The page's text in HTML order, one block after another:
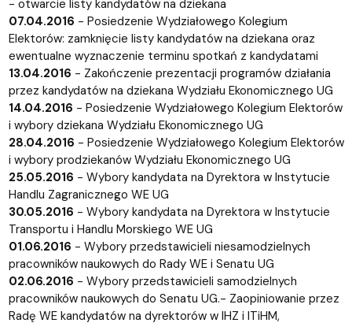
- otwarcie listy kandydatów na dziekana
07.04.2016 - Posiedzenie Wydziałowego Kolegium
Elektorów: zamknięcie listy kandydatów na dziekana oraz
ewentualne wyznaczenie terminu spotkań z kandydatami
13.04.2016 - Zakończenie prezentacji programów działania
przez kandydatów na dziekana Wydziału Ekonomicznego UG
14.04.2016 - Posiedzenie Wydziałowego Kolegium Elektorów
i wybory dziekana Wydziału Ekonomicznego UG
28.04.2016 - Posiedzenie Wydziałowego Kolegium Elektorów
i wybory prodziekanów Wydziału Ekonomicznego UG
25.05.2016 - Wybory kandydata na Dyrektora w Instytucie
Handlu Zagranicznego WE UG
30.05.2016 - Wybory kandydata na Dyrektora w Instytucie
Transportu i Handlu Morskiego WE UG
01.06.2016 - Wybory przedstawicieli niesamodzielnych
pracowników naukowych do Rady WE i Senatu UG
02.06.2016 - Wybory przedstawicieli samodzielnych
pracowników naukowych do Senatu UG.- Zaopiniowanie przez
Radę WE kandydatów na dyrektorów w IHZ i ITiHM,